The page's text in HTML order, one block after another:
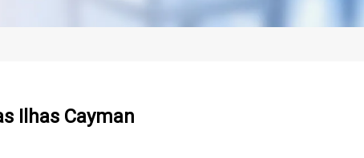
Ilhas Cayman